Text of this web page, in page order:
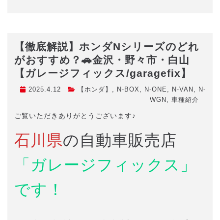
【徹底解説】ホンダNシリーズのどれ
がおすすめ？🚗金沢・野々市・白山
【ガレージフィックス/garagefix】
2025.4.12 【ホンダ】 , N-BOX , N-ONE , N-VAN ,
N-
WGN , 車種紹介
ご覧いただきありがとうございます♪
石川県の自動車販売店
「ガレージフィックス」
です！